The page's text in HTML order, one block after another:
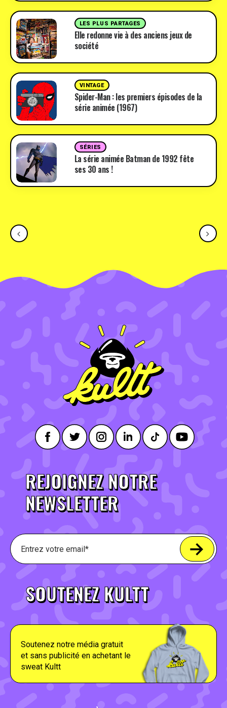
LES PLUS PARTAGES
Elle redonne vie à des anciens jeux de
société
VINTAGE
Spider-Man : les premiers épisodes de la
série animée (1967)
SÉRIES
La série animée Batman de 1992 fête
ses 30 ans !
REJOIGNEZ NOTRE
NEWSLETTER
SOUTENEZ KULTT
Soutenez notre média gratuit
et sans publicité en achetant le
sweat Kultt